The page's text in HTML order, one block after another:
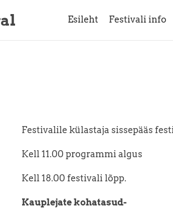
Esileht Festivali info
Festivalile külastaja sissepääs
Kell 11.00 programmi algus
Kell 18.00 festivali lõpp.
Kauplejate kohatasud-